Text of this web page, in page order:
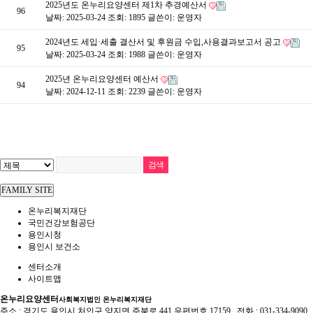
96
2025년도 온누리요양센터 제1차 추경예산서
날짜: 2025-03-24 조회: 1895 글쓴이: 운영자
95
2024년도 세입·세출 결산서 및 후원금 수입,사용결과보고서 공고
날짜: 2025-03-24 조회: 1988 글쓴이: 운영자
94
2025년 온누리요양센터 예산서
날짜: 2024-12-11 조회: 2239 글쓴이: 운영자
FAMILY SITE
온누리복지재단
국민건강보험공단
용인시청
용인시 보건소
센터소개
사이트맵
온누리요양센터사회복지법인 온누리복지재단
주소 : 경기도 용인시 처인구 양지면 주북로 441 우편번호 17159 전화 : 031-334-9090